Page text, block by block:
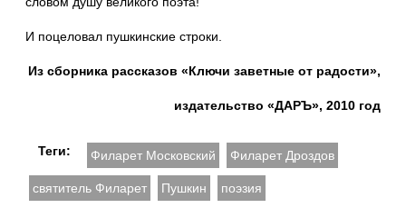
И поцеловал пушкинские строки.
Из сборника рассказов «Ключи заветные от радости»,
издательство «ДАРЪ», 2010 год
Теги: Филарет Московский Филарет Дроздов
святитель Филарет Пушкин поэзия